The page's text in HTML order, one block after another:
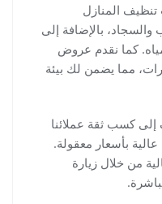
المنازل
بالإضافة إلى
كما نقدم عروض
مما يضمن لك بيئة
كسب ثقة عملائنا
بأسعار معقولة.
من خلال زيارة